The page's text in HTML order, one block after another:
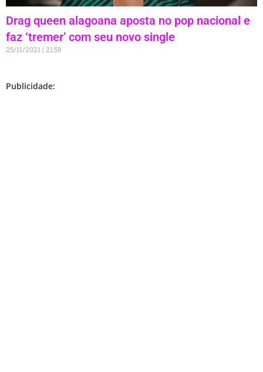
Drag queen alagoana aposta no pop nacional e
faz ‘tremer’ com seu novo single
25/11/2021 21:59
Publicidade: